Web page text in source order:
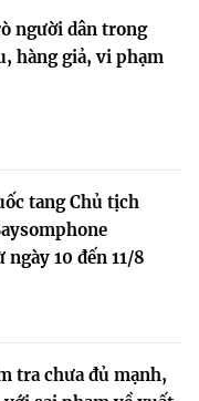
người dân trong
hàng giả, vi phạm
tang Chủ tịch
10 đến 11/8
tra chưa đủ mạnh,